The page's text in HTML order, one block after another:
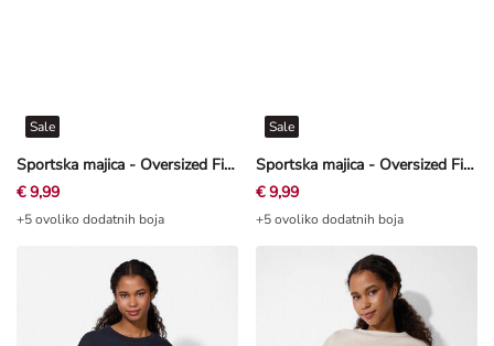
Sportska majica - Oversized Fit - Petrolej
Sale
€ 9,99
+5 ovoliko dodatnih boja
Sportska majica - Oversized Fit - Svijetloplava
Sale
€ 9,99
+5 ovoliko dodatnih boja